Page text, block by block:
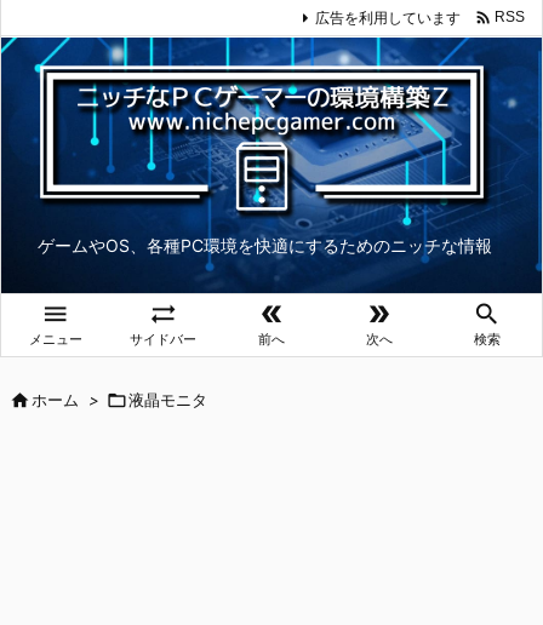
ゲームやOS、各種PC環境を快適にするためのニッチな情報

メニュー

サイドバー

前へ

次へ

検索
広告を利用しています  RSS
ホーム > 液晶モニタ